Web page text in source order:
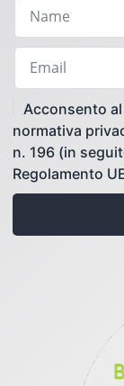
Acconsento
normativa
n. 196 (in
Regolamento